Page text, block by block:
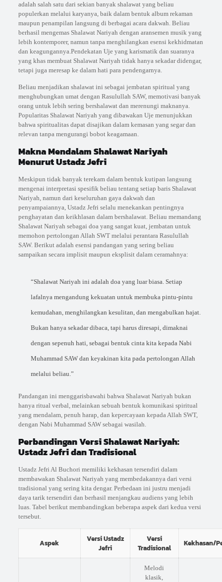
adalah salah satu dari sekian banyak shalawat yang beliau
populerkan melalui karyanya, baik dalam bentuk album rekaman
maupun penampilan langsung di berbagai acara dakwah. Beliau
berhasil mengemas Shalawat Nariyah dengan aransemen musik yang
lebih kontemporer, namun tanpa menghilangkan esensi kekhidmatan
dan keagungannya.Pendekatan Uje yang karismatik dan suaranya
yang khas membuat Shalawat Nariyah tidak hanya sekadar didengar,
tetapi juga meresap ke dalam hati para pendengarnya.
Beliau menjadikan shalawat ini sebagai jembatan spiritual yang
menghubungkan umat dengan Rasulullah SAW, memotivasi banyak
orang untuk lebih sering bershalawat dan merenungi maknanya.
Popularitas Shalawat Nariyah yang dibawakan Uje menunjukkan
bahwa spiritualitas dapat disajikan dalam kemasan yang segar dan
relevan tanpa mengurangi bobot keagamaan.
Makna Mendalam Shalawat Nariyah
Menurut Ustadz Jefri
Meskipun tidak banyak terekam dalam bentuk kutipan langsung
mengenai interpretasi spesifik beliau tentang setiap baris Shalawat
Nariyah, namun dari keseluruhan gaya dakwah dan
penyampaiannya, Ustadz Jefri selalu menekankan pentingnya
penghayatan dan keikhlasan dalam bershalawat. Beliau memandang
Shalawat Nariyah sebagai doa yang sangat kuat, jembatan untuk
memohon pertolongan Allah SWT melalui perantara Rasulullah
SAW. Berikut adalah esensi pandangan yang sering beliau
sampaikan secara implisit maupun eksplisit dalam ceramahnya:
“Shalawat Nariyah ini adalah doa yang luar biasa. Setiap
lafalnya mengandung kekuatan untuk membuka pintu-pintu
kemudahan, menghilangkan kesulitan, dan mengabulkan hajat.
Bukan hanya sekadar dibaca, tapi harus diresapi, dimaknai
dengan sepenuh hati, sebagai bentuk cinta kita kepada Nabi
Muhammad SAW dan keyakinan kita pada pertolongan Allah
melalui beliau.”
Pandangan ini menggarisbawahi bahwa Shalawat Nariyah bukan
hanya ritual verbal, melainkan sebuah bentuk komunikasi spiritual
yang mendalam, penuh harap, dan kepercayaan kepada Allah SWT,
dengan Nabi Muhammad SAW sebagai wasilah.
Perbandingan Versi Shalawat Nariyah:
Ustadz Jefri dan Tradisional
Ustadz Jefri Al Buchori memiliki kekhasan tersendiri dalam
membawakan Shalawat Nariyah yang membedakannya dari versi
tradisional yang sering kita dengar. Perbedaan ini justru menjadi
daya tarik tersendiri dan berhasil menjangkau audiens yang lebih
luas. Tabel berikut membandingkan beberapa aspek dari kedua versi
tersebut.
Aspek
Versi Ustadz
Jefri
Versi
Tradisional
Kekhasan/
Melodi
klasik,